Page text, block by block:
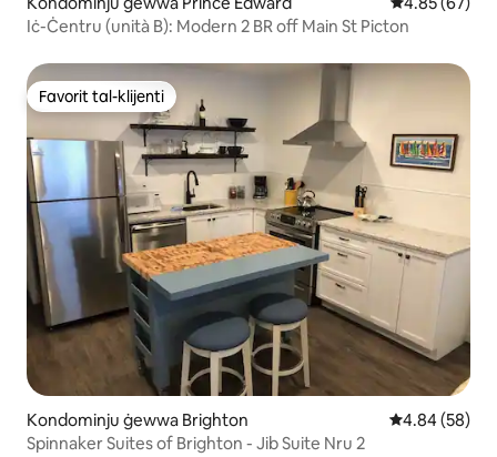
Iċ-Ċentru (unità B): Modern 2 BR off Main St Picton
Favorit tal-klijenti
Favorit tal-klijenti
Kondominju ġewwa Brighton Rating medju
4.84 (58)
Spinnaker Suites of Brighton - Jib Suite Nru 2